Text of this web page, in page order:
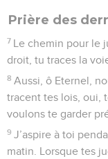
Prière des
7 Le chemin pour le
droit, tu traces la
8 Aussi, ô Eternel,
tracent tes lois, oui,
voulons te garder
9 J’aspire à toi
matin. Lorsque tes